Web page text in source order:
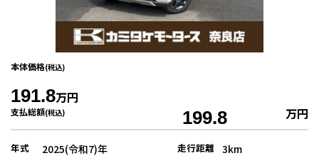
本体価格(税込)
191.8万円
支払総額(税込) 199.8 万円
年式 2025(令和7)年 走行距離 3km